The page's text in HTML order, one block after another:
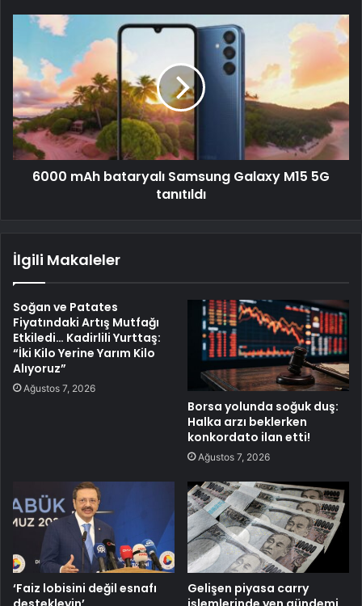
6000 mAh bataryalı Samsung Galaxy M15 5G
tanıtıldı
İlgili Makaleler
Soğan ve Patates
Fiyatındaki Artış Mutfağı
Etkiledi… Kadirlili Yurttaş:
“İki Kilo Yerine Yarım Kilo
Alıyoruz”
Ağustos 7, 2026
Borsa yolunda soğuk duş:
Halka arzı beklerken
konkordato ilan etti!
Ağustos 7, 2026
‘Faiz lobisini değil esnafı
Gelişen piyasa carry